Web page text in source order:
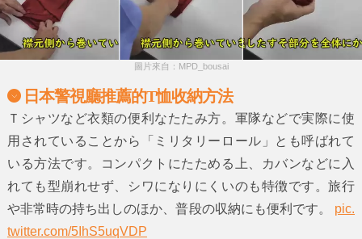
圖片來自：MPD_bousai
日本警視廳推薦的T恤收納方法
Ｔシャツなど衣類の便利なたたみ方。軍隊などで実際に使
用されていることから「ミリタリーロール」とも呼ばれて
いる方法です。コンパクトにたためる上、カバンなどに入
れても型崩れせず、シワになりにくいのも特徴です。旅行
や非常時の持ち出しのほか、普段の収納にも便利です。 pic.
twitter.com/5IhS5uqVDP